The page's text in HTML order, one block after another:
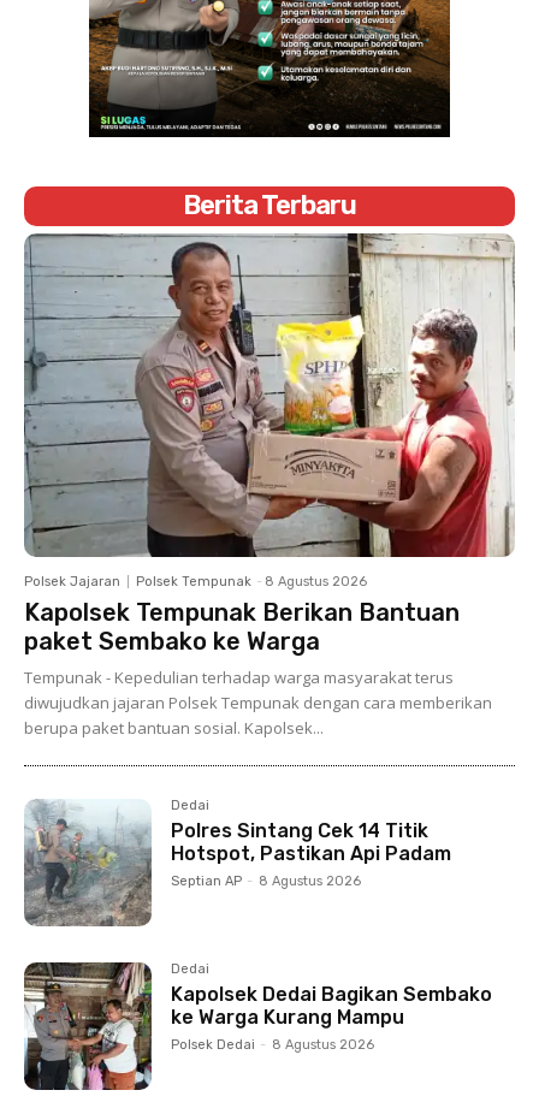
Berita Terbaru
Polsek Jajaran Polsek Tempunak - 8 Agustus 2026
Kapolsek Tempunak Berikan Bantuan
paket Sembako ke Warga
Tempunak - Kepedulian terhadap warga masyarakat terus
diwujudkan jajaran Polsek Tempunak dengan cara memberikan
berupa paket bantuan sosial. Kapolsek...
Dedai
Polres Sintang Cek 14 Titik
Hotspot, Pastikan Api Padam
Septian AP - 8 Agustus 2026
Dedai
Kapolsek Dedai Bagikan Sembako
ke Warga Kurang Mampu
Polsek Dedai - 8 Agustus 2026